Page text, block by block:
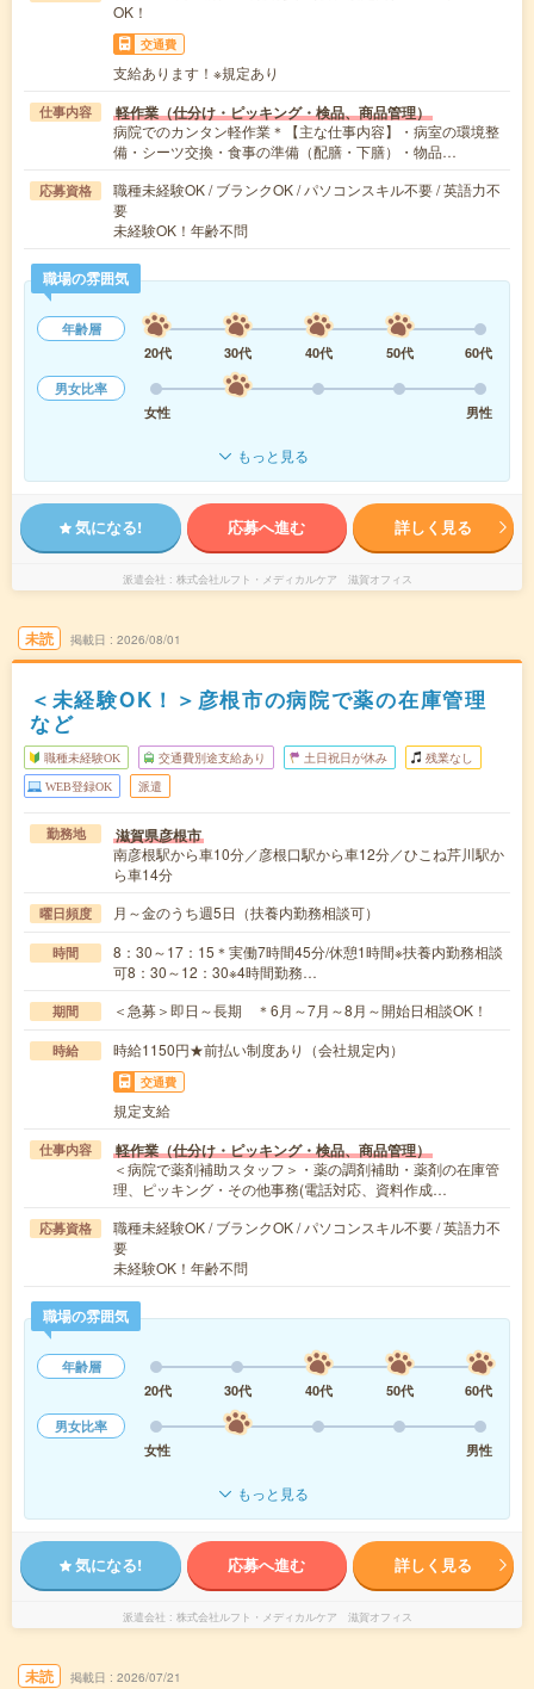
OK！
交通費
支給あります！※規定あり
仕事内容 軽作業（仕分け・ピッキング・検品、商品管理）
病院でのカンタン軽作業＊【主な仕事内容】・病室の環境整
備・シーツ交換・食事の準備（配膳・下膳）・物品…
応募資格
職種未経験OK / ブランクOK / パソコンスキル不要 / 英語力不
要
未経験OK！年齢不問
職場の雰囲気
年齢層
20代
30代 40代 50代
60代
男女比率
女性
男性
もっと見る
気になる! 応募へ進む 詳しく見る
派遣会社 株式会社ルフト・メディカルケア 滋賀オフィス
未読 掲載日 2026/08/01
＜未経験OK！＞彦根市の病院で薬の在庫管理
など
職種未経験OK 交通費別途支給あり 土日祝日が休み 残業なし
WEB登録OK 派遣
勤務地 滋賀県彦根市
南彦根駅から車10分／彦根口駅から車12分／ひこね芹川駅か
ら車14分
曜日頻度 月～金のうち週5日（扶養内勤務相談可）
時間
8：30～17：15＊実働7時間45分/休憩1時間※扶養内勤務相談
可8：30～12：30※4時間勤務…
期間 ＜急募＞即日～長期 ＊6月～7月～8月～開始日相談OK！
時給 時給1150円★前払い制度あり（会社規定内）
交通費
規定支給
仕事内容 軽作業（仕分け・ピッキング・検品、商品管理）
＜病院で薬剤補助スタッフ＞・薬の調剤補助・薬剤の在庫管
理、ピッキング・その他事務(電話対応、資料作成…
応募資格
職種未経験OK / ブランクOK / パソコンスキル不要 / 英語力不
要
未経験OK！年齢不問
職場の雰囲気
年齢層
20代
30代 40代 50代
60代
男女比率
女性
男性
もっと見る
気になる! 応募へ進む 詳しく見る
派遣会社 株式会社ルフト・メディカルケア 滋賀オフィス
未読 掲載日 2026/07/21